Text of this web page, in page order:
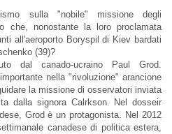
sulla "nobile" missione degli
che, nonostante la loro proclamata
all'aeroporto Boryspil di Kiev bardati
(39)?
dal canado-ucraino Paul Grod.
nella "rivoluzione" arancione
la missione di osservatori inviata
dalla signora Calrkson. Nel dosseir
Grod è un protagonista. Nel 2012
canadese di politica estera,